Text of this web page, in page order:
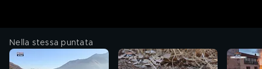
Nella stessa puntata